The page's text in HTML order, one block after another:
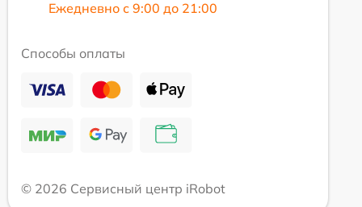
Ежедневно с 9:00 до 21:00
Способы оплаты
© 2026 Сервисный центр iRobot